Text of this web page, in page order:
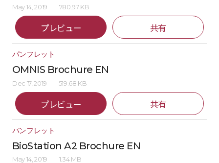
May 14, 2019 780.97 KB
プレビュー 共有
パンフレット
OMNIS Brochure EN
Dec 17, 2019 519.68 KB
プレビュー 共有
パンフレット
BioStation A2 Brochure EN
May 14, 2019 1.34 MB